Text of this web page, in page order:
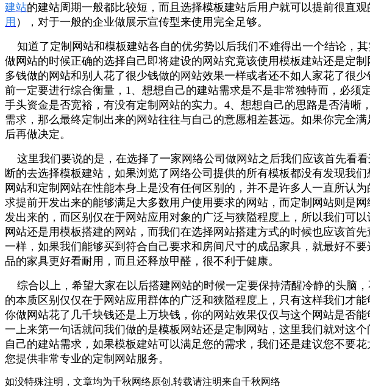
建站的建站周期一般都比较短，而且选择模板建站后用户就可以提前很直
用 ），对于一般的企业做展示宣传型来使用完全足够。
知道了定制网站和模板建站各自的优劣势以后我们不难得出一个结论，
做网站的时候正确的选择自己即将建设的网站究竟该使用模板建站还是定
多钱做的网站和别人花了很少钱做的网站效果一样或者还不如人家花了很
前一定要进行综合衡量，1、想想自己的建站需求是不是非常独特而，必
手头资金是否宽裕，有没有定制网站的实力。4、想想自己的思路是否清
需求，那么最终定制出来的网站往往与自己的意愿相差甚远。如果你完全
后再做决定。
这里我们要说的是，在选择了一家网络公司做网站之后我们应该首先看
断的去选择模板建站，如果浏览了网络公司提供的所有模板都没有发现我
网站和定制网站在性能本身上是没有任何区别的，并不是许多人一直所认
求提前开发出来的能够满足大多数用户使用要求的网站，而定制网站则是
发出来的，而区别仅在于网站应用对象的广泛与狭隘程度上，所以我们可
网站还是用模板搭建的网站，而我们在选择网站搭建方式的时候也应该首
一样，如果我们能够买到符合自己要求和房间尺寸的成品家具，就最好不
品的家具更好看耐用，而且还释放甲醛，很不利于健康。
综合以上，希望大家在以后搭建网站的时候一定要保持清醒冷静的头脑
的本质区别仅仅在于网站应用群体的广泛和狭隘程度上，只有这样我们才
你做网站花了几千块钱还是上万块钱，你的网站效果仅仅与这个网站是否
一上来第一句话就问我们做的是模板网站还是定制网站，这里我们就对这
自己的建站需求，如果模板建站可以满足您的需求，我们还是建议您不要
您提供非常专业的定制网站服务。
如没特殊注明，文章均为千秋网络原创,转载请注明来自千秋网络